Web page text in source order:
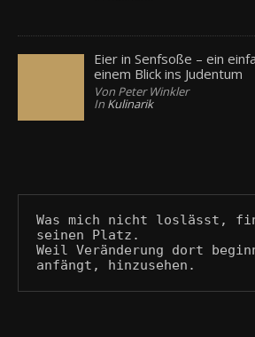
Eier in Senfsoße – ein
einem Blick ins Judentum
Von Peter Winkler
In Kulinarik
Was mich nicht loslässt,
seinen Platz.
Weil Veränderung dort
anfängt, hinzusehen.